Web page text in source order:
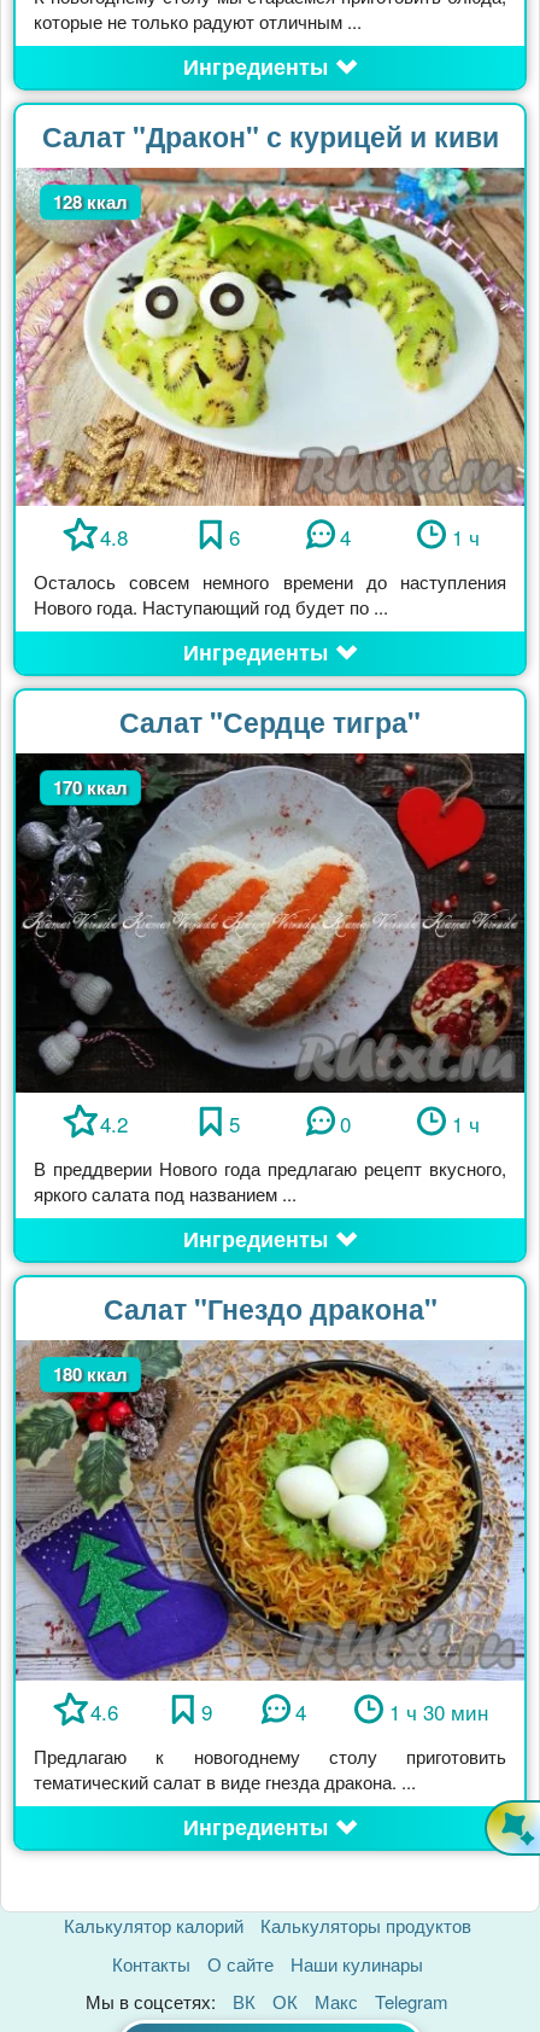
которые не только радуют отличным ...
Ингредиенты
Салат "Дракон" с курицей и киви
128 ккал
4.8 6 4 1 ч
Осталось совсем немного времени до наступления
Нового года. Наступающий год будет по ...
Ингредиенты
Салат "Сердце тигра"
170 ккал
4.2 5 0 1 ч
В преддверии Нового года предлагаю рецепт вкусного,
яркого салата под названием ...
Ингредиенты
Салат "Гнездо дракона"
180 ккал
4.6 9 4 1 ч 30 мин
Предлагаю к новогоднему столу приготовить
тематический салат в виде гнезда дракона. ...
Ингредиенты
Калькулятор калорий
Калькуляторы продуктов
Контакты
О сайте
Наши кулинары
Мы в соцсетях:
ВК ОК Макс Telegram